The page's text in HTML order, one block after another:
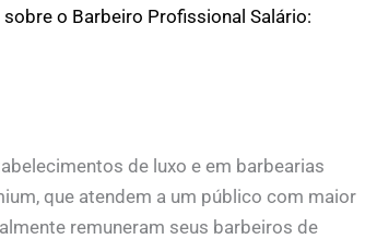
o Barbeiro Profissional Salário:
de luxo e em barbearias
que atendem a um público com maior
remuneram seus barbeiros de